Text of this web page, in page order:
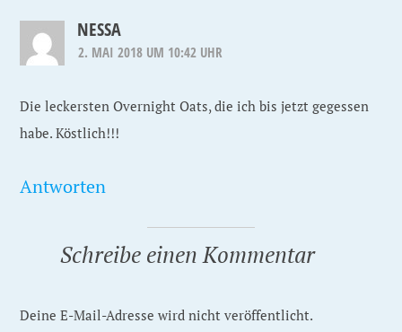
NESSA
2. MAI 2018 UM 10:42 UHR
Die leckersten Overnight Oats, die ich bis jetzt gegessen
habe. Köstlich!!!
Antworten
Schreibe einen Kommentar
Deine E-Mail-Adresse wird nicht veröffentlicht.